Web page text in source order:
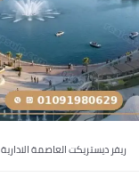
ريفر ديستريكت العاصمة الادارية